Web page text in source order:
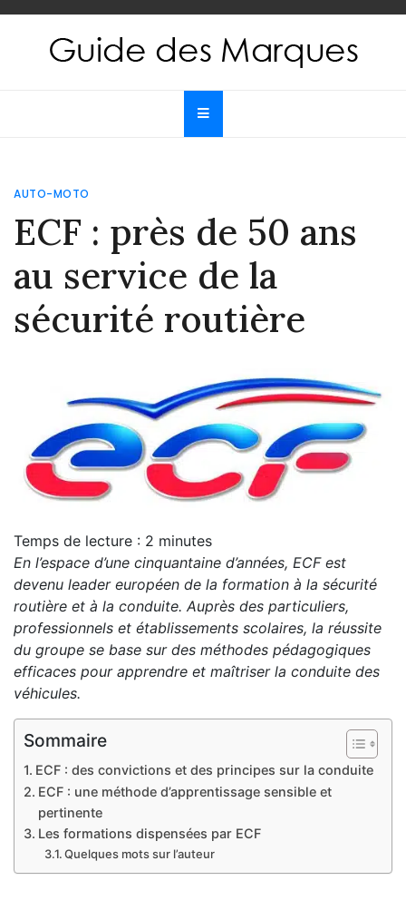
Skip
content
Guide des Marques
AUTO-MOTO
ECF : près de 50 ans
au service de la
sécurité routière
Temps de lecture : 2 minutes
En l’espace d’une cinquantaine d’années, ECF est
devenu leader européen de la formation à la sécurité
routière et à la conduite. Auprès des particuliers,
professionnels et établissements scolaires, la réussite
du groupe se base sur des méthodes pédagogiques
efficaces pour apprendre et maîtriser la conduite des
véhicules.
Sommaire
ECF : des convictions et des principes sur la conduite
ECF : une méthode d’apprentissage sensible et
pertinente
Les formations dispensées par ECF
Quelques mots sur l’auteur